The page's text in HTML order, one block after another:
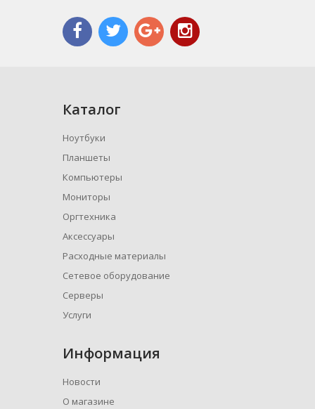
Каталог
Ноутбуки
Планшеты
Компьютеры
Мониторы
Оргтехника
Аксессуары
Расходные материалы
Сетевое оборудование
Серверы
Услуги
Информация
Новости
О магазине